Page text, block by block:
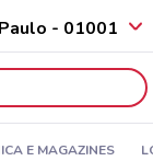
- 01001
E MAGAZINES